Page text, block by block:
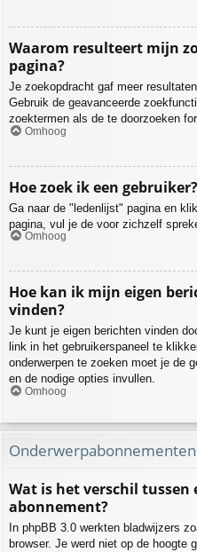
Waarom resulteert mijn
pagina?
Je zoekopdracht gaf meer
Gebruik de geavanceerde
zoektermen als de te doorzoeken
Omhoog
Hoe zoek ik een gebruiker?
Ga naar de "ledenlijst" pagina en
pagina, vul je de voor zichzelf
Omhoog
Hoe kan ik mijn eigen
vinden?
Je kunt je eigen berichten vinden
link in het gebruikerspaneel te
onderwerpen te zoeken moet je de
en de nodige opties invullen.
Omhoog
Wat is het verschil tussen
abonnement?
In phpBB 3.0 werkten bladwijzers
browser. Je werd niet op de hoogte